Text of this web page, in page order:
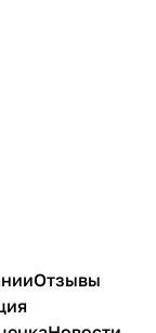
Отзывы